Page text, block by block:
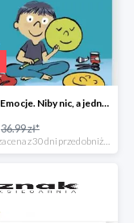
Ksiązka Emocje. Niby nic, a jednak... -32%
36.99 zł*
*najniższa cena z 30 dni przed obniżką